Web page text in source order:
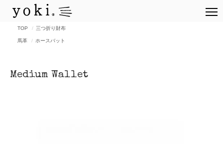
TOP 三つ折り財布
馬革 ホースバット
Medium Wallet